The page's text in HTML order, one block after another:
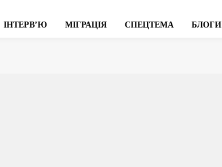
ІНТЕРВʼЮ МІГРАЦІЯ СПЕЦТЕМА БЛОГИ